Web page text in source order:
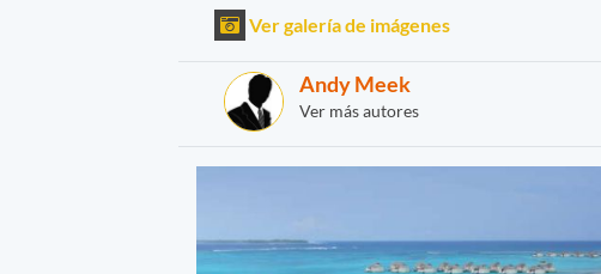
Ver galería de imágenes
Andy Meek
Ver más autores